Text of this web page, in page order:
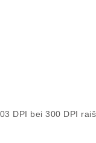
DPI bei 300 DPI